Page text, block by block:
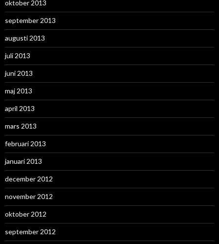
oktober 2013
september 2013
augusti 2013
juli 2013
juni 2013
maj 2013
april 2013
mars 2013
februari 2013
januari 2013
december 2012
november 2012
oktober 2012
september 2012